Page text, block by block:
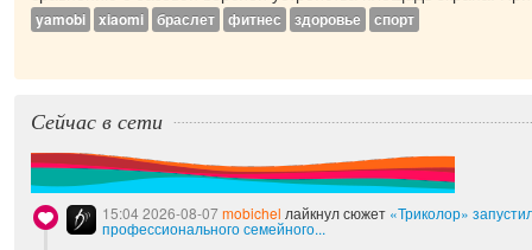
yamobi xiaomi браслет фитнес здоровье спорт
Сейчас в сети
15:04 2026-08-07mobichel лайкнул сюжет «Триколор»
профессионального семейного...